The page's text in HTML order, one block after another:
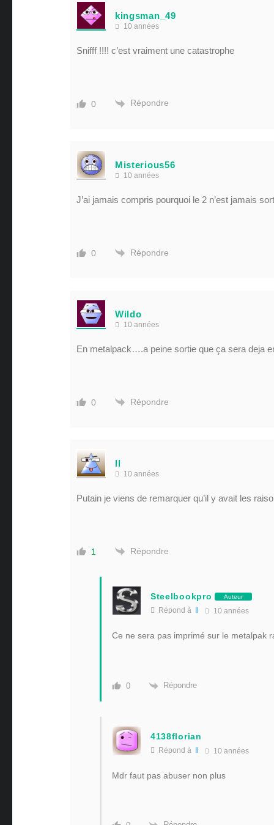
kingsman_49
10 années
Snifff !!!! c’est vraiment une catastrophe
0 Répondre
Misterious56
10 années
J’ai jamais compris pourquoi le 2 n’est jamais
0 Répondre
Wildo
10 années
En metalpack….a peine sortie que ça sera deja
0 Répondre
Il
10 années
Putain je viens de remarquer qu’il y avait les
1 Répondre
Steelbookpro Auteur
Répond à 10 années
Ce ne sera pas imprimé sur le metalpak
0 Répondre
4138florian
Répond à Il 10 années
Mdr faut pas abuser non plus